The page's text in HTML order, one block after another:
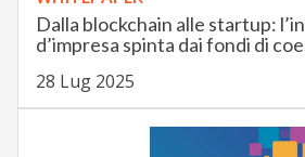
Dalla blockchain alle startup:
d’impresa spinta dai fondi di
28 Lug 2025